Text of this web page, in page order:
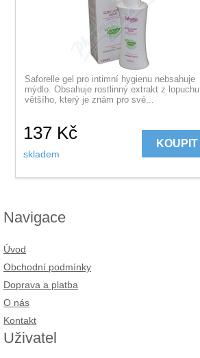
Saforelle gel pro intimní hygienu nebsahuje
mýdlo. Obsahuje rostlinný extrakt z lopuchu
většího, který je znám pro své...
137 Kč
skladem
KOUPIT
Navigace
Úvod
Obchodní podmínky
Doprava a platba
O nás
Kontakt
Uživatel